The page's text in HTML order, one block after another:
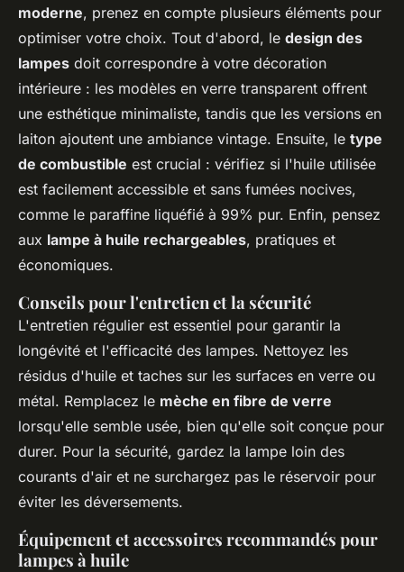
moderne, prenez en compte plusieurs éléments pour
optimiser votre choix. Tout d'abord, le design des
lampes doit correspondre à votre décoration
intérieure : les modèles en verre transparent offrent
une esthétique minimaliste, tandis que les versions en
laiton ajoutent une ambiance vintage. Ensuite, le type
de combustible est crucial : vérifiez si l'huile utilisée
est facilement accessible et sans fumées nocives,
comme le paraffine liquéfié à 99% pur. Enfin, pensez
aux lampe à huile rechargeables, pratiques et
économiques.
Conseils pour l'entretien et la sécurité
L'entretien régulier est essentiel pour garantir la
longévité et l'efficacité des lampes. Nettoyez les
résidus d'huile et taches sur les surfaces en verre ou
métal. Remplacez le mèche en fibre de verre
lorsqu'elle semble usée, bien qu'elle soit conçue pour
durer. Pour la sécurité, gardez la lampe loin des
courants d'air et ne surchargez pas le réservoir pour
éviter les déversements.
Équipement et accessoires recommandés pour
lampes à huile